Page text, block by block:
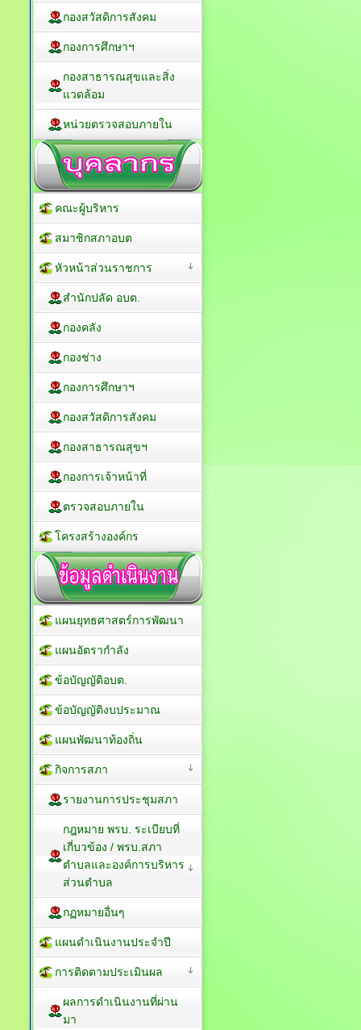
กองสวัสดิการสังคม
กองการศึกษาฯ
กองสาธารณสุขและสิ่ง
แวดล้อม
หน่วยตรวจสอบภายใน
คณะผู้บริหาร
สมาชิกสภาอบต
หัวหน้าส่วนราชการ
สำนักปลัด อบต.
กองคลัง
กองช่าง
กองการศึกษาฯ
กองสวัสดิการสังคม
กองสาธารณสุขฯ
กองการเจ้าหน้าที่
ตรวจสอบภายใน
โครงสร้างองค์กร
แผนยุทธศาสตร์การพัฒนา
แผนอัตรากำลัง
ข้อบัญญัติอบต.
ข้อบัญญัติงบประมาณ
แผนพัฒนาท้องถิ่น
กิจการสภา
รายงานการประชุมสภา
กฎหมาย พรบ. ระเบียบที่
เกี่บวข้อง / พรบ.สภา
ตำบลและองค์การบริหาร
ส่วนตำบล
กฏหมายอื่นๆ
แผนดำเนินงานประจำปี
การติดตามประเมินผล
ผลการดำเนินงานที่ผ่าน
มา